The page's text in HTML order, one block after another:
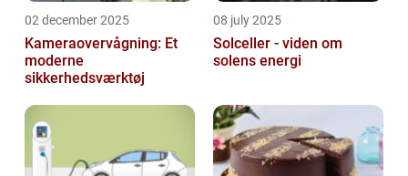
02 december 2025
Kameraovervågning: Et
moderne
sikkerhedsværktøj
08 july 2025
Solceller - viden om
solens energi